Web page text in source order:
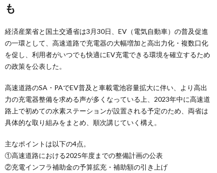
も
経済産業省と国土交通省は3月30日、EV（電気自動車）の普及促進
の一環として、高速道路で充電器の大幅増加と高出力化・複数口化
を促し、利用者がいつでも快適にEV充電できる環境を確立するため
の政策を公表した。
高速道路のSA・PAでEV普及と車載電池容量拡大に伴い、より高出
力の充電器整備を求める声が多くなっている上、2023年中に高速道
路上で初めての水素ステーションが設置される予定のため、両省は
具体的な取り組みをまとめ、順次講じていく構え。
主なポイントは以下の4点。
①高速道路における2025年度までの整備計画の公表
②充電インフラ補助金の予算拡充・補助額の引き上げ